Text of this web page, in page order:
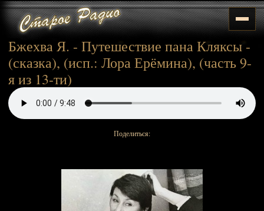
Бжехва Я. - Путешествие пана Кляксы -
(сказка), (исп.: Лора Ерёмина), (часть 9-
я из 13-ти)
Поделиться: